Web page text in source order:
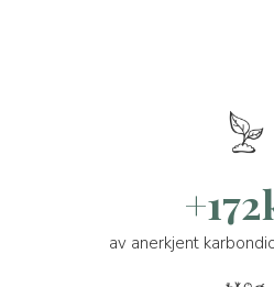
av anerkjent